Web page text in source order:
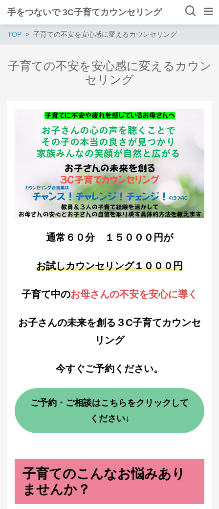
手をつないで 3C子育てカウンセリング
TOP 子育ての不安を安心感に変えるカウンセリング
子育ての不安を安心感に変えるカウン
セリング
通常６０分 １５０００円が
お試しカウンセリング１０００円
子育て中のお母さんの不安を安心に導く
お子さんの未来を創る３C子育てカウンセ
リング
今すぐご予約ください。
ご予約・ご相談はこちらをクリックして
ください↓
子育てのこんなお悩みあり
ませんか？